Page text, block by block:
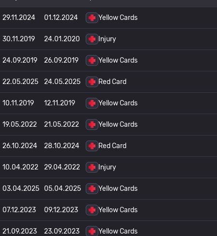
29.11.2024 01.12.2024 Yellow Cards
30.11.2019 24.01.2020 Injury
24.09.2019 26.09.2019 Yellow Cards
22.05.2025 24.05.2025 Red Card
10.11.2019 12.11.2019 Yellow Cards
19.05.2022 21.05.2022 Yellow Cards
26.10.2024 28.10.2024 Red Card
10.04.2022 29.04.2022 Injury
03.04.2025 05.04.2025 Yellow Cards
07.12.2023 09.12.2023 Yellow Cards
21.09.2023 23.09.2023 Yellow Cards